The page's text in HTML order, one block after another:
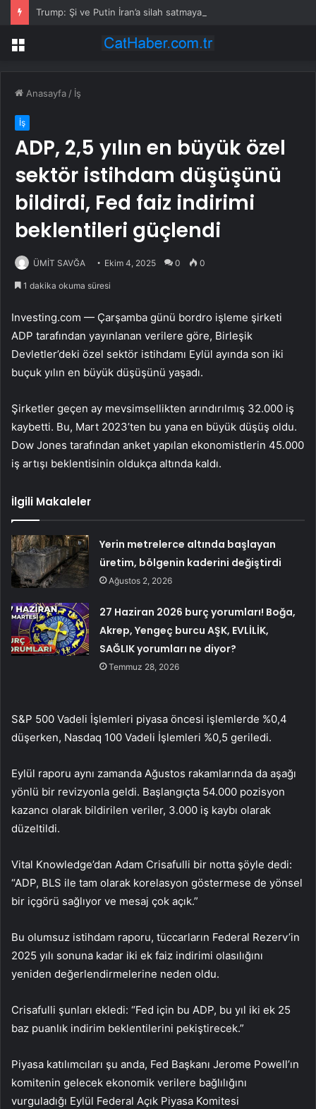
Trump: Şi ve Putin İran’a silah satmayacaklarını söyledi
Menü
Anasayfa / İş
İş
ADP, 2,5 yılın en büyük özel
sektör istihdam düşüşünü
bildirdi, Fed faiz indirimi
beklentileri güçlendi
ÜMİT SAVĞA Ekim 4, 2025 0 0
1 dakika okuma süresi
Investing.com — Çarşamba günü bordro işleme şirketi
ADP tarafından yayınlanan verilere göre, Birleşik
Devletler’deki özel sektör istihdamı Eylül ayında son iki
buçuk yılın en büyük düşüşünü yaşadı.
Şirketler geçen ay mevsimsellikten arındırılmış 32.000 iş
kaybetti. Bu, Mart 2023’ten bu yana en büyük düşüş oldu.
Dow Jones tarafından anket yapılan ekonomistlerin 45.000
iş artışı beklentisinin oldukça altında kaldı.
İlgili Makaleler
Yerin metrelerce altında başlayan
üretim, bölgenin kaderini değiştirdi
Ağustos 2, 2026
27 Haziran 2026 burç yorumları! Boğa,
Akrep, Yengeç burcu AŞK, EVLİLİK,
SAĞLIK yorumları ne diyor?
Temmuz 28, 2026
S&P 500 Vadeli İşlemleri piyasa öncesi işlemlerde %0,4
düşerken, Nasdaq 100 Vadeli İşlemleri %0,5 geriledi.
Eylül raporu aynı zamanda Ağustos rakamlarında da aşağı
yönlü bir revizyonla geldi. Başlangıçta 54.000 pozisyon
kazancı olarak bildirilen veriler, 3.000 iş kaybı olarak
düzeltildi.
Vital Knowledge’dan Adam Crisafulli bir notta şöyle dedi:
“ADP, BLS ile tam olarak korelasyon göstermese de yönsel
bir içgörü sağlıyor ve mesaj çok açık.”
Bu olumsuz istihdam raporu, tüccarların Federal Rezerv’in
2025 yılı sonuna kadar iki ek faiz indirimi olasılığını
yeniden değerlendirmelerine neden oldu.
Crisafulli şunları ekledi: “Fed için bu ADP, bu yıl iki ek 25
baz puanlık indirim beklentilerini pekiştirecek.”
Piyasa katılımcıları şu anda, Fed Başkanı Jerome Powell’ın
komitenin gelecek ekonomik verilere bağlılığını
vurguladığı Eylül Federal Açık Piyasa Komitesi